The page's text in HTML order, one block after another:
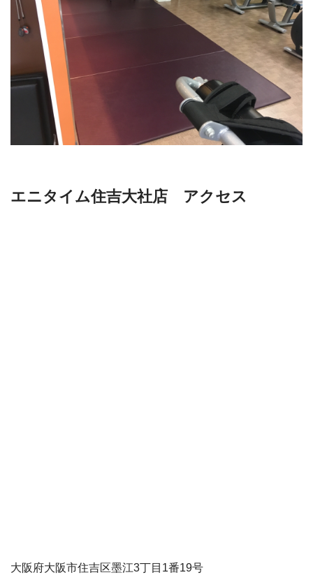
エニタイム住吉大社店 アクセス
大阪府大阪市住吉区墨江3丁目1番19号